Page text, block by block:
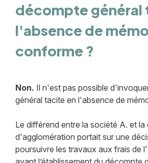
décompte général
l'absence de
conforme ?
Non. Il n'est pas possible
général tacite en l'absence de
Le différend entre la société A. et la
d'agglomération portait sur une
poursuivre les travaux aux frais de